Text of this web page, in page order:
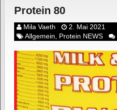
Protein 80
Mila Vaeth
2. Mai 2021
Allgemein, Protein NEWS